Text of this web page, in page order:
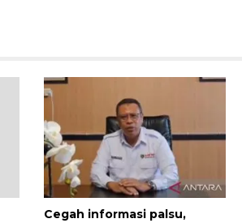
Cegah informasi palsu,
160